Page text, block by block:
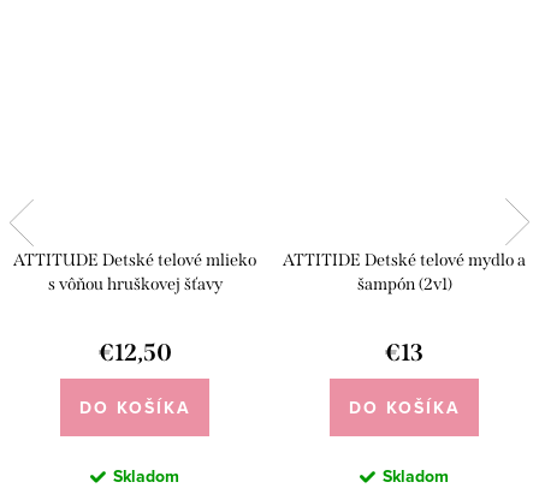
ATTITUDE Detské telové mlieko
s vôňou hruškovej šťavy
€12,50
DO KOŠÍKA
Skladom
ATTITIDE Detské telové mydlo a
šampón (2v1)
€13
DO KOŠÍKA
Skladom